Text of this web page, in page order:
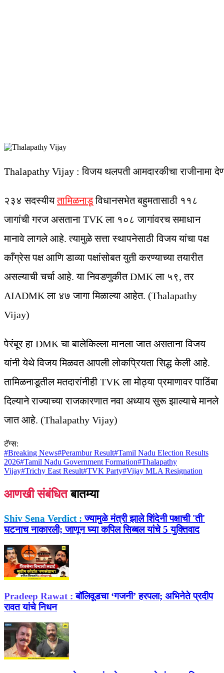
Thalapathy Vijay : विजय थलपती आमदारकीचा राजीनामा
२३४ सदस्यीयतामिळनाडूविधानसभेत बहुमतासाठी ११८
जागांची गरज असताना TVK ला १०८ जागांवरच समाधान
मानावे लागले आहे. त्यामुळे सत्ता स्थापनेसाठी विजय यांचा पक्ष
काँग्रेस पक्ष आणि डाव्या पक्षांसोबत युती करण्याच्या तयारीत
असल्याची चर्चा आहे. या निवडणुकीत DMK ला ५९, तर
AIADMK ला ४७ जागा मिळाल्या आहेत. (Thalapathy
Vijay)
पेरंबूर हा DMK चा बालेकिल्ला मानला जात असताना विजय
यांनी येथे विजय मिळवत आपली लोकप्रियता सिद्ध केली आहे.
तामिळनाडूतील मतदारांनीही TVK ला मोठ्या प्रमाणावर पाठिंबा
दिल्याने राज्याच्या राजकारणात नवा अध्याय सुरू झाल्याचे मानले
जात आहे. (Thalapathy Vijay)
टॅग्स:
#Breaking News#Perambur Result#Tamil Nadu Election Results
2026#Tamil Nadu Government Formation#Thalapathy
Vijay#Trichy East Result#TVK Party#Vijay MLA Resignation
आणखी संबंधित बातम्या
Shiv Sena Verdict : ज्यामुळे मंत्री झाले शिंदेनी पक्षाची 'ती'
घटनाच नाकारली; जाणून घ्या कपिल सिब्बल यांचे 5 युक्तिवाद
Pradeep Rawat : बॉलिवूडचा ‘गजनी’ हरपला; अभिनेते प्रदीप
रावत यांचे निधन